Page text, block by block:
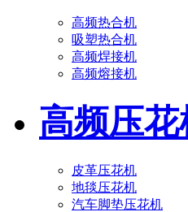
高频热合机
吸塑热合机
高频焊接机
高频熔接机
高频压花
皮革压花机
地毯压花机
汽车脚垫压花机